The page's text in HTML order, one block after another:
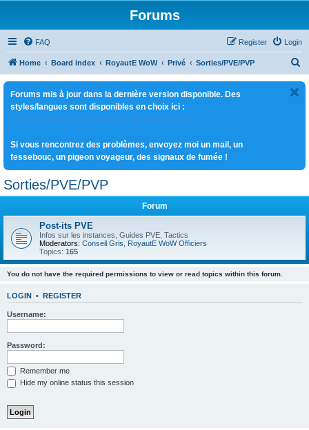
Forums
FAQ Login
Register
Home Board index RoyautE WoW Privé Sorties/PVE/PVP
Forums mis à jour dans la dernière version disponible. Des
styles/langues sont disponibles en choix ici :
http://www.royaute.com/forum/ucp.php?i=180
Si vous rencontrez des problèmes, envoyez moi un mail, un
fessebouc, un pigeon voyageur, des signaux de fumée !
Sorties/PVE/PVP
Forum
Post-its PVE
Infos sur les instances, Guides PVE, Tactics
Moderators: Conseil Gris
RoyautE WoW Officiers
Topics: 165
You do not have the required permissions to view or read topics within this forum.
LOGIN • REGISTER
Username:
Password:
Remember me
Hide my online status this session